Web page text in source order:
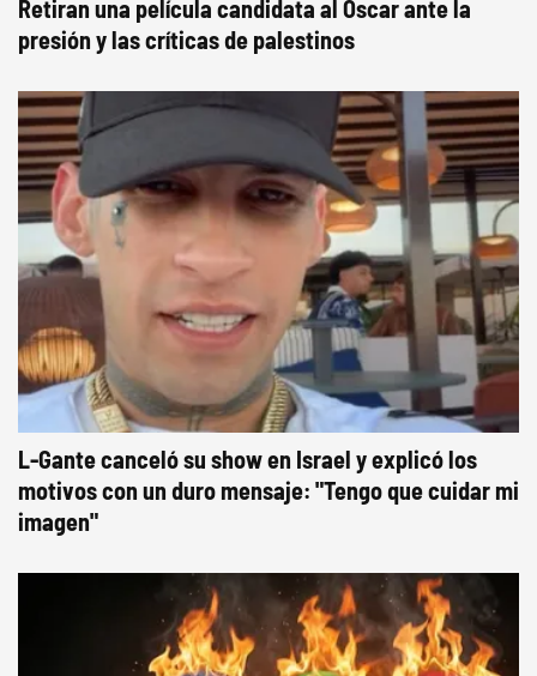
Retiran una película candidata al Oscar ante la
presión y las críticas de palestinos
L-Gante canceló su show en Israel y explicó los
motivos con un duro mensaje: "Tengo que cuidar mi
imagen"